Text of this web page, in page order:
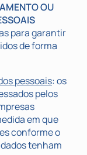
OU
para garantir
de forma
pessoais: os
pelos
em que
conforme o
tenham